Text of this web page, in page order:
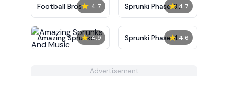
★ 4.7
Football Bros ★ 4.7
Sprunki Phase 3
Definitive
★ 4.9
Amazing Sprunks
And Music
★ 4.6
Sprunki Phase 4
Remastered
Advertisement